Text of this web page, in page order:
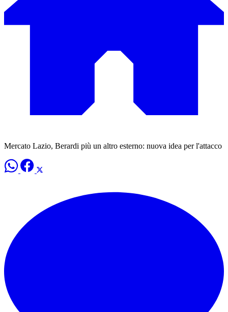
Mercato Lazio, Berardi più un altro esterno: nuova idea per l'attacco